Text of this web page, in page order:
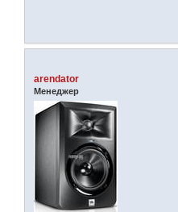
arendator
Менеджер